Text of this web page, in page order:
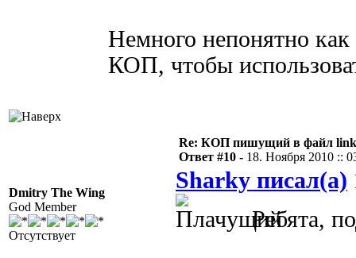
Немного непонятно
КОП, чтобы
Dmitry The Wing
God Member
Отсутствует
Re: КОП пишущий в файл
Ответ #10 - 18. Ноября 2010 ::
Sharky писал(а)
Ребята,